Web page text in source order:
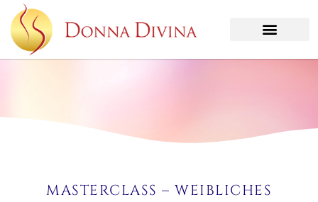
MASTERCLASS – WEIBLICHES